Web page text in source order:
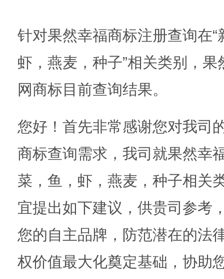
针对果然幸福商标注册查询在
虾，燕麦，种子”相关类别，
网商标目前查询结果。
您好！首先非常感谢您对我司
商标查询需求，我司就果然幸
菜，鱼，虾，燕麦，种子相关
宜提出如下建议，供贵司参考
您的自主品牌，防范潜在的法
权价值最大化奠定基础，协助